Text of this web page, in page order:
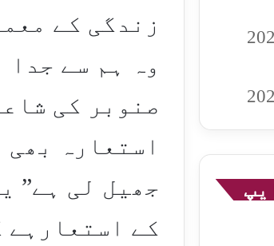
زندگی کے
وہ ہم سے جدا
صنوبر کی
استعارہ
جھیل لی ہے”
کے استعارہے